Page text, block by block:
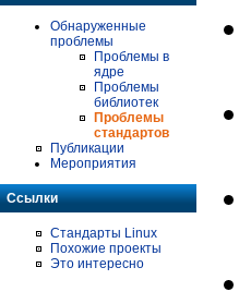
Обнаруженные
проблемы
Проблемы в
ядре
Проблемы
библиотек
Проблемы
стандартов
Публикации
Мероприятия
Ссылки
Стандарты Linux
Похожие проекты
Это интересно